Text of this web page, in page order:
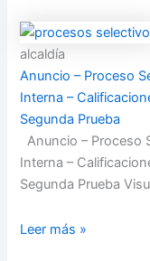
alcaldía
Anuncio – Proceso
Interna –
Segunda Prueba
Anuncio – Proceso
Interna –
Segunda Prueba
Leer más »